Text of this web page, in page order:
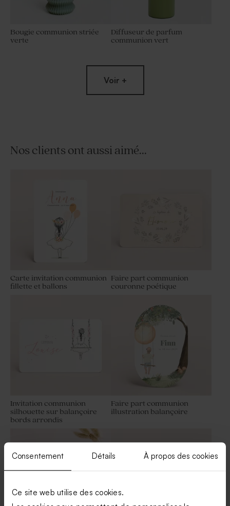
Consentement Détails À propos des cookies
Ce site web utilise des cookies.
Bougie communion striée
verte
Diffuseur de parfum
communion vert
communion en nid d'abeille
Contenant à dragées
communion en velours
eucalyptus
Voir +
Nos clients ont aussi aimé...
Carte invitation communion
fillette et ballons
Faire part communion
couronne poétique
Invitation communion
silhouette sur balançoire
bords arrondis
Faire part communion
illustration balançoire